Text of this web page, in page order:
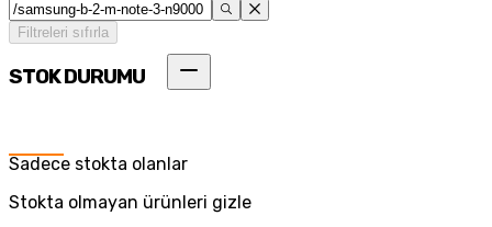
Filtreleri sıfırla
STOK DURUMU
Sadece stokta olanlar
Stokta olmayan ürünleri gizle